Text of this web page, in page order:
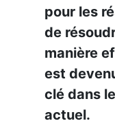
pour les
de
manière
est
clé dans
actuel.